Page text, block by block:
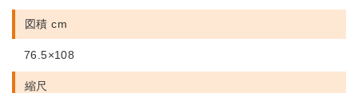
図積 cm
76.5×108
縮尺